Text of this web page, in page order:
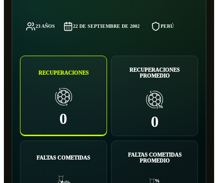
23 AÑOS 22 DE SEPTIEMBRE DE 2002 PERÚ
RECUPERACIONES
0
RECUPERACIONES
PROMEDIO
0
FALTAS COMETIDAS
FALTAS COMETIDAS
PROMEDIO